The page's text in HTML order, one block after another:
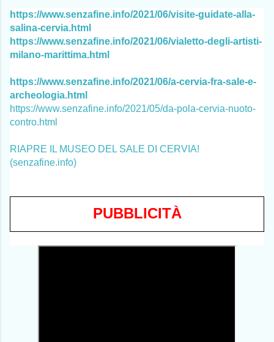
https://www.senzafine.info/2021/06/visite-guidate-alla-
salina-cervia.html
https://www.senzafine.info/2021/06/vialetto-degli-artisti-
milano-marittima.html
https://www.senzafine.info/2021/06/a-cervia-fra-sale-e-
archeologia.html
https://www.senzafine.info/2021/05/da-pola-cervia-nuoto-
contro.html
RIAPRE IL MUSEO DEL SALE DI CERVIA!
(senzafine.info)
PUBBLICITÀ